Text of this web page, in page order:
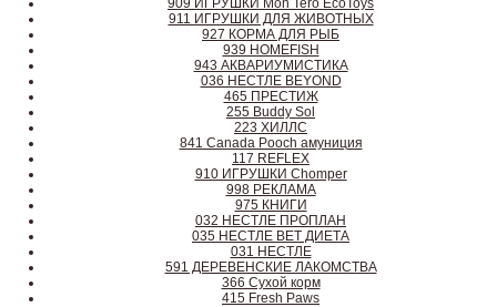
909 ИГРУШКИ Mon Tero EcoToys
911 ИГРУШКИ ДЛЯ ЖИВОТНЫХ
927 КОРМА ДЛЯ РЫБ
939 HOMEFISH
943 АКВАРИУМИСТИКА
036 НЕСТЛЕ BEYOND
465 ПРЕСТИЖ
255 Buddy Sol
223 ХИЛЛC
841 Canada Poоch амуниция
117 REFLEX
910 ИГРУШКИ Chomper
998 РЕКЛАМА
975 КНИГИ
032 НЕСТЛЕ ПРОПЛАН
035 НЕСТЛЕ ВЕТ ДИЕТА
031 НЕСТЛЕ
591 ДЕРЕВЕНСКИЕ ЛАКОМСТВА
366 Сухой корм
415 Fresh Paws